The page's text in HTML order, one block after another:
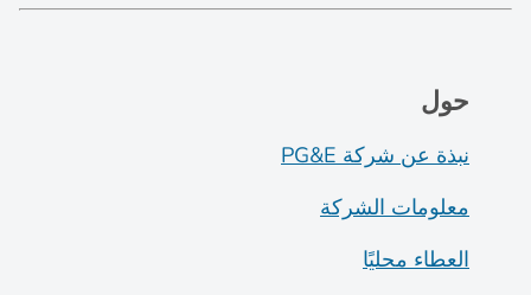
حول
نبذة عن شركة PG&E
معلومات الشركة
العطاء محليًا